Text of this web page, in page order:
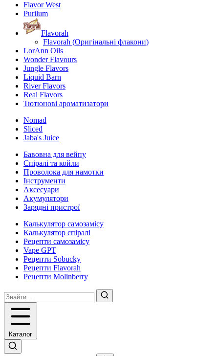
Flavor West
Purilum
Flavorah
Flavorah (Оригінальні флакони)
LorAnn Oils
Wonder Flavours
Jungle Flavors
Liquid Barn
River Flavors
Real Flavors
Тютюнові ароматизатори
Nomad
Sliced
Jaba's Juice
Бавовна для вейпу
Спіралі та койли
Проволока для намотки
Інструменти
Аксесуари
Акумулятори
Зарядні пристрої
Калькулятор самозамісу
Калькулятор спіралі
Рецепти самозамісу
Vape GPT
Рецепти Sobucky
Рецепти Flavorah
Рецепти Molinberry
Каталог